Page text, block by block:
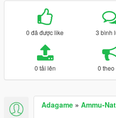
0 đã được like 3 bình
0 tải lên 0 theo
Adagame » Ammu-